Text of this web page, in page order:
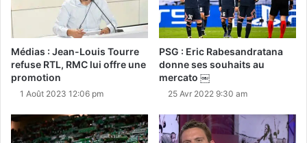
Médias : Jean-Louis Tourre
refuse RTL, RMC lui offre une
promotion
1 Août 2023 12:06 pm
PSG : Eric Rabesandratana
donne ses souhaits au
mercato ￼
25 Avr 2022 9:30 am